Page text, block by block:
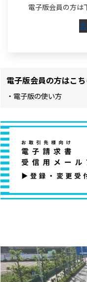
電子版会員の方は
電子版会員の方はこち
・電子版の使い方